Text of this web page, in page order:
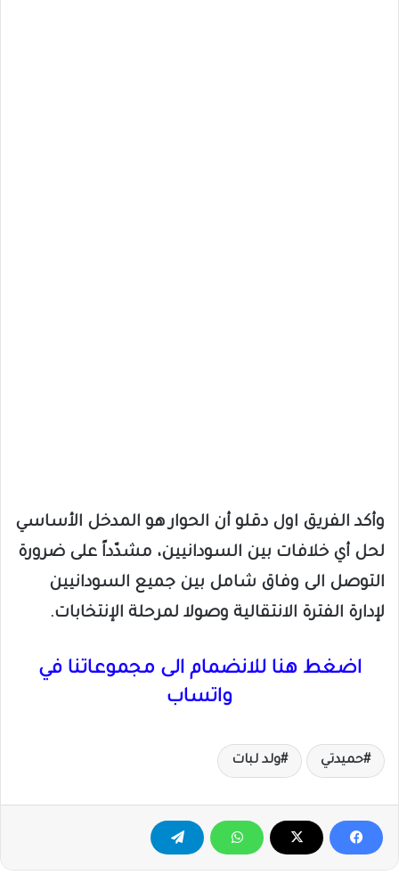
وأكد الفريق اول دقلو أن الحوار هو المدخل الأساسي
لحل أي خلافات بين السودانيين، مشدّداً على ضرورة
التوصل الى وفاق شامل بين جميع السودانيين
لإدارة الفترة الانتقالية وصولا لمرحلة الإنتخابات.
اضغط هنا للانضمام الى مجموعاتنا في
واتساب
حميدتي ولد لبات